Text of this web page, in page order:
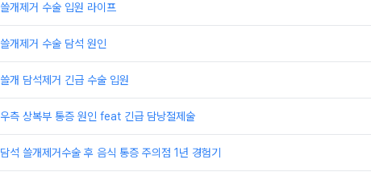
쓸개제거 수술 입원 라이프
쓸개제거 수술 담석 원인
쓸개 담석제거 긴급 수술 입원
우측 상복부 통증 원인 feat 긴급 담낭절제술
담석 쓸개제거수술 후 음식 통증 주의점 1년 경험기